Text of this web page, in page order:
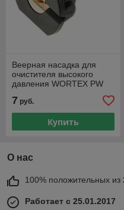
Веерная насадка для
очистителя высокого
давления WORTEX PW
град. (подходит для
7 руб.
Купить
О нас
100% положительных из
Работает с 25.01.2017